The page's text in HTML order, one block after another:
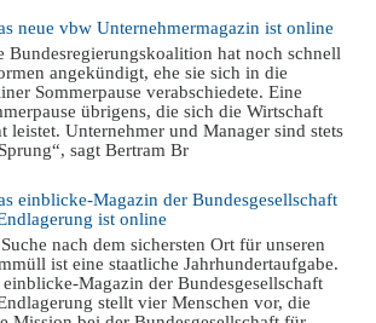
neue vbw Unternehmermagazin ist online
Bundesregierungskoalition hat noch schnell
angekündigt, ehe sie sich in die
Sommerpause verabschiedete. Eine
übrigens, die sich die Wirtschaft
leistet. Unternehmer und Manager sind stets
sagt Bertram Br
einblicke-Magazin der Bundesgesellschaft
ist online
nach dem sichersten Ort für unseren
ist eine staatliche Jahrhundertaufgabe.
einblicke-Magazin der Bundesgesellschaft
stellt vier Menschen vor, die